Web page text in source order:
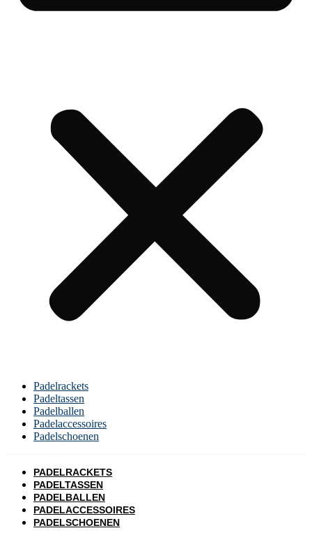
Padelrackets
Padeltassen
Padelballen
Padelaccessoires
Padelschoenen
PADELRACKETS
PADELTASSEN
PADELBALLEN
PADELACCESSOIRES
PADELSCHOENEN